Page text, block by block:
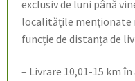
exclusiv de luni până
localitățile menționate
funcție de distanța de
– Livrare 10,01-15 km